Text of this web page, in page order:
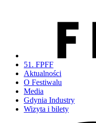
51. FPFF
Aktualności
O Festiwalu
Media
Gdynia Industry
Wizyta i bilety